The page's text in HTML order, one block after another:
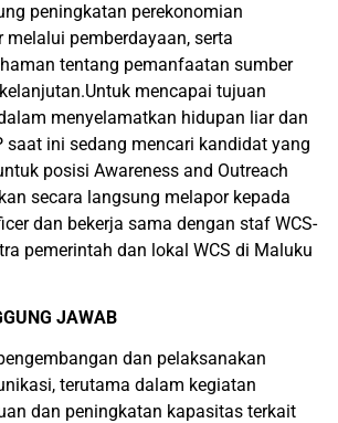
peningkatan perekonomian
pemberdayaan, serta
tentang pemanfaatan sumber
Untuk mencapai tujuan
menyelamatkan hidupan liar dan
saat ini sedang mencari kandidat yang
posisi Awareness and Outreach
secara langsung melapor kepada
dan bekerja sama dengan staf WCS-
pemerintah dan lokal WCS di Maluku
JAWAB
dan pelaksanakan
terutama dalam kegiatan
dan peningkatan kapasitas terkait